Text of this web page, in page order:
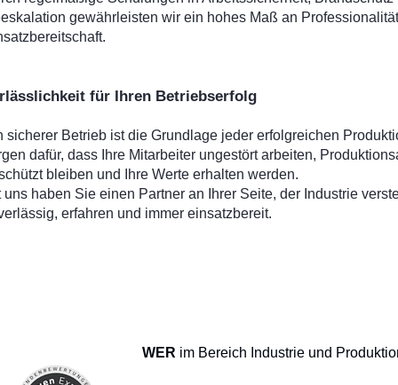
gewährleisten wir ein hohes Maß an
für Ihren Betriebserfolg
sicherer Betrieb ist die Grundlage jeder erfolgreichen
dafür, dass Ihre Mitarbeiter ungestört arbeiten,
bleiben und Ihre Werte erhalten werden.
uns haben Sie einen Partner an Ihrer Seite, der Industrie
erfahren und immer einsatzbereit.
WER im Bereich Industrie und